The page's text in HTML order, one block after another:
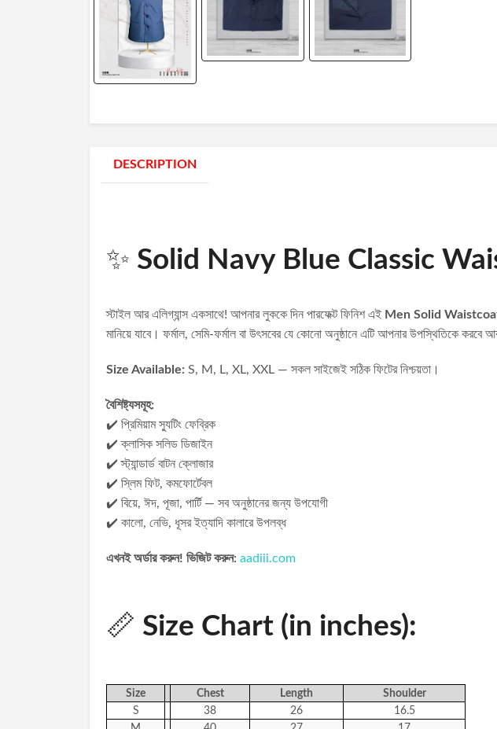
DESCRIPTION
✨ Solid Navy Blue Classic
স্টাইল আর এলিগ্যান্স একসাথে! আপনার লুককে দিন পারফেক্ট ফিনিশ এই Men Solid
মানিয়ে যাবে। ফর্মাল, সেমি-ফর্মাল বা উৎসবের যে কোনো অনুষ্ঠানে এটি আপনার উপস্থিতিকে করবে
Size Available: S, M, L, XL, XXL — সকল সাইজেই সঠিক ফিটের নিশ্চয়তা।
বৈশিষ্ট্যসমূহ:
✔️ প্রিমিয়াম স্যুটিং ফেব্রিক
✔️ ক্লাসিক সলিড ডিজাইন
✔️ স্ট্যান্ডার্ড বাটন ক্লোজার
✔️ স্লিম ফিট, কমফোর্টেবল
✔️ বিয়ে, ঈদ, পূজা, পার্টি — সব অনুষ্ঠানের জন্য উপযোগী
✔️ কালো, নেভি, ধূসর ইত্যাদি কালারে উপলব্ধ
এখনই অর্ডার করুন! ভিজিট করুন: aadiii.com
📏 Size Chart (in inches):
Size Chest Length
Shoulder
S
38 26
16.5